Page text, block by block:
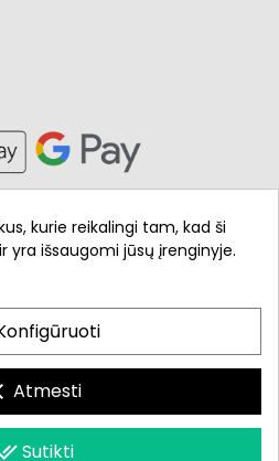
kurie reikalingi tam, kad ši
yra išsaugomi jūsų įrenginyje.
Atmesti
Sutikti